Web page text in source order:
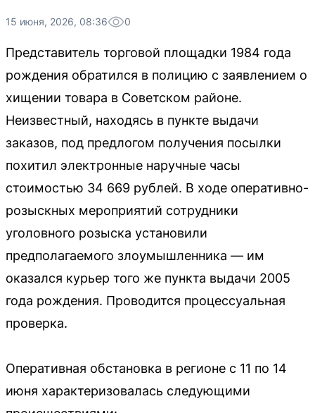
15 июня, 2026, 08:36 0
Представитель торговой площадки 1984 года
рождения обратился в полицию с заявлением о
хищении товара в Советском районе.
Неизвестный, находясь в пункте выдачи
заказов, под предлогом получения посылки
похитил электронные наручные часы
стоимостью 34 669 рублей. В ходе оперативно-
розыскных мероприятий сотрудники
уголовного розыска установили
предполагаемого злоумышленника — им
оказался курьер того же пункта выдачи 2005
года рождения. Проводится процессуальная
проверка.
Оперативная обстановка в регионе с 11 по 14
июня характеризовалась следующими